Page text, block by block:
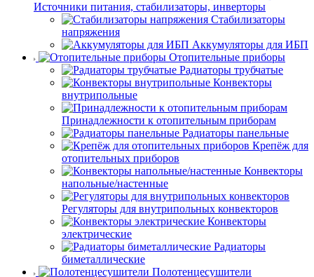
Источники питания, стабилизаторы, инверторы
Стабилизаторы
напряжения
Аккумуляторы для ИБП
Отопительные приборы
Радиаторы трубчатые
Конвекторы
внутрипольные
Принадлежности к отопительным приборам
Радиаторы панельные
Крепёж для
отопительных приборов
Конвекторы
напольные/настенные
Регуляторы для внутрипольных конвекторов
Конвекторы
электрические
Радиаторы
биметаллические
Полотенцесушители